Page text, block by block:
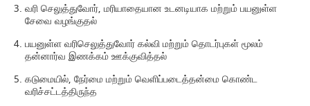
வரி செலுத்துவோர், மரியாதையான உடனடியாக மற்றும் பயனுள்ள
சேவை வழங்குதல்
பயனுள்ள வரிசெலுத்துவோர் கல்வி மற்றும் தொடர்புகள் மூலம்
தன்னார்வ இணக்கம் ஊக்குவித்தல்
கடுமையில், நேர்மை மற்றும் வெளிப்படைத்தன்மை கொண்ட
வரிச்சட்டத்திருந்த